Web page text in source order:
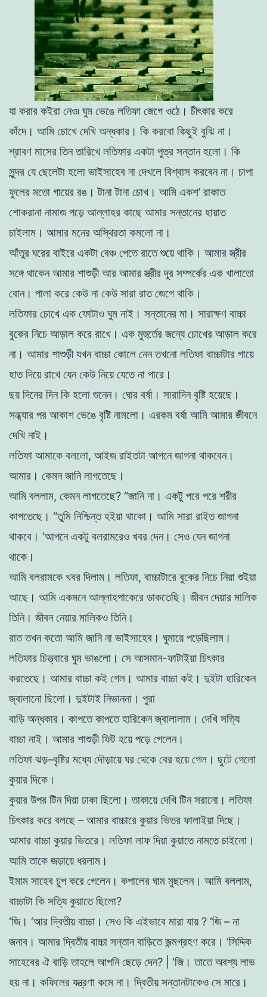
যা করার কইরা নেও৷ ঘুম ভেঙে লতিফা জেগে ওঠে । চীৎকার করে
কাঁদে। আমি চোখে দেখি অন্ধকার । কি করবাে কিছুই বুঝি না ।
শ্রাবণ মাসের তিনতারিখে লতিফার একটা পুত্র সন্তানহলাে । কি
সুন্দর যেছেলেটা হলাে ভাইসাহেব না দেখলে বিশ্বাস করবেননা । চাপা
ফুলের মতাে গায়ের রঙ ।টানাটানা চোখ । আমি একশ’ রাকাত
শােকরানা নামাজপড়েআল্লাহর কাছে আমার সন্তানের হায়াত
চাইলাম । আমার মনের অস্থিরতা কমলাে না ।
আঁতুর ঘরের বাইরে একটা বেঞ্চ পেতেরাতেশুয়েথাকি । আমারস্ত্রীর
সঙ্গেথাকেনআমার শাশুড়ীআর আমারস্ত্রীরদূর সম্পর্কের এক খালাতাে
বােন। পালা করে কেউনা কেউসারা রাতজেগে থাকি ।
লতিফার চোখে এক ফোটাও ঘুম নাই । সন্তানের মা । সারাক্ষণ বাচ্চা
বুকের নিচে আড়াল করে রাখে । এক মুহুর্তের জন্যেচোখের আড়াল করে
না । আমার শাশুড়ীযখনবাচ্চা কোলে নেনতখনাে লতিফা বাচ্চাটার গায়ে
হাতদিয়েরাখে যেনকেউনিয়ে যেতেনা পারে ।
ছয়দিনের দিনকি হলাে শুনেন। ঘাের বর্ষা । সারাদিনবৃষ্টিহয়েছে ।
সন্ধ্যার পর আকাশ ভেঙে বৃষ্টিনামলাে । এরকম বর্ষা আমি আমার জীবনে
দেখি নাই ।
লতিফা আমাকে বললাে, আইজরাইতটা আপনেজাগনা থাকবেন।
আমার । কেমনজানিলাগতেছে ।
আমি বললাম, কেমনলাগতেছে? “জানিনা । একটু পরে পরে শরীর
কাপতেছে । “তুমি নিশ্চিন্তহইয়া থাকো । আমি সারা রাইতজাগনা
থাকবে । ‘আপনেএকটু বলরামরেও খবর দেন। সেও যেন জাগনা
থাকে ।
আমি বলরামকে খবর দিলাম । লতিফা, বাচ্চাটারে বুকের নিচে নিয়া শুইয়া
আছে । আমি একমনেআল্লাহপাকেরে ডাকতেছি । জীবন দেয়ার মালিক
তিনি। জীবননেয়ার মালিকও তিনি।
রাততখনকতাে আমি জানিনা ভাইসাহেব । ঘুমায়েপড়েছিলাম ।
লতিফার চিত্ত্বারে ঘুম ভাঙলাে । সে আসমান-ফাটাইয়া চিৎকার
করতেছে । আমার বাচ্চা কই গেল । আমার বাচ্চা কই । দুইটা হারিকেন
জ্বালানাে ছিলাে । দুইটাই নিভাননা । পুরা
বাড়িঅন্ধকার । কাপতেকাপতেহারিকেনজ্বালালাম । দেখি সত্যি
বাচ্চা নাই । আমার শাশুড়ীফিট হয়েপড়েগেলেন।
লতিফা ঝড়–বৃষ্টির মধ্যেদৌড়ায়েঘর থেকে বের হয়েগেল । ছুটে গেলাে
কুয়ার দিকে ।
কুয়ার উপর টিনদিয়া ঢাকা ছিলাে ।তাকায়েদেখি টিনসরানাে । লতিফা
চিৎকার করে বলছে –আমার বাচ্চারে কুয়ার ভিতর ফালাইয়া দিছে ।
আমার বাচ্চা কুয়ার ভিতরে । লতিফা লাফদিয়া কুয়াতেনামতেচাইলাে ।
আমিতাকে জড়ায়ে ধরলাম ।
ইমাম সাহেব চুপকরে গেলেন। কপালের ঘাম মুছলেন। আমি বললাম,
বাচ্চাটা কি সত্যিকুয়াতেছিলাে?
‘জি। ‘আর দ্বিতীয়বাচ্চা । সেও কি এইভাবে মারা যায়? ‘জি–না
জনাব । আমার দ্বিতীয়বাচ্চা সন্তানবাড়িতেজন্মগ্রহণ করে । ‘সিদ্দিক
সাহেবের ঐ বাড়িতাহলে আপনিছেড়েদেন? ‘জি।তাতেঅবশ্যলাভ
হয়না । কফিলের যন্ত্রণা কমে না । দ্বিতীয়সন্তানটাকেও সে মারে ।